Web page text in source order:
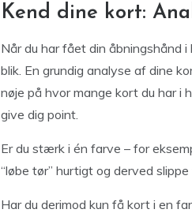
Kend dine kort:
Når du har fået din åbningshånd
blik. En grundig analyse af dine
nøje på hvor mange kort du har i
give dig point.
Er du stærk i én farve – for
“løbe tør” hurtigt og derved
Har du derimod kun få kort i en